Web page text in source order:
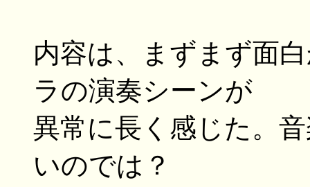
内容は、まずまず面
ラの演奏シーンが
異常に長く感じた。
いのでは？